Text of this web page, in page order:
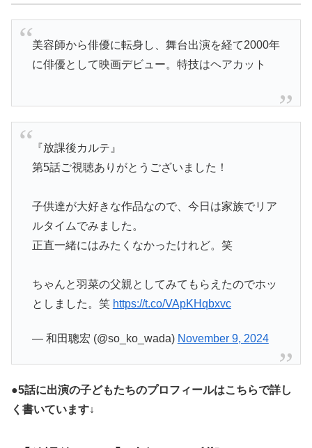
美容師から俳優に転身し、舞台出演を経て2000年
に俳優として映画デビュー。特技はヘアカット
『放課後カルテ』
第5話ご視聴ありがとうございました！
子供達が大好きな作品なので、今日は家族でリア
ルタイムでみました。
正直一緒にはみたくなかったけれど。笑
ちゃんと羽菜の父親としてみてもらえたのでホッ
としました。笑 https://t.co/VApKHqbxvc
— 和田聰宏 (@so_ko_wada) November 9, 2024
●5話に出演の子どもたちのプロフィールはこちらで詳し
く書いています↓